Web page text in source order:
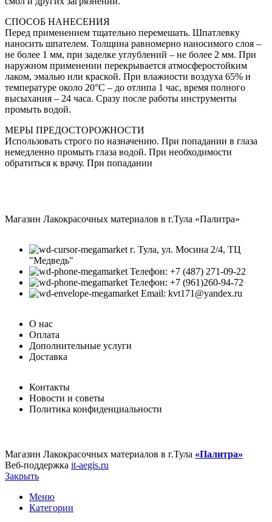
СПОСОБ НАНЕСЕНИЯ
Перед применением тщательно перемешать. Шпатлевку
наносить шпателем. Толщина равномерно наносимого слоя –
не более 1 мм, при заделке углублений – не более 2 мм. При
наружном применении перекрывается атмосферостойким
лаком, эмалью или краской. При влажности воздуха 65% и
температуре около 20°С – до отлипа 1 час, время полного
высыхания – 24 часа. Сразу после работы инструменты
промыть водой.
МЕРЫ ПРЕДОСТОРОЖНОСТИ
Использовать строго по назначению. При попадании в глаза
немедленно промыть глаза водой. При необходимости
обратиться к врачу. При попадании
Магазин Лакокрасочных материалов в г.Тула «Палитра»
г. Тула, ул. Мосина 2/4, ТЦ
"Медведь"
Телефон: +7 (487) 271-09-22
Телефон: +7 (961)260-94-72
Email: kvt171@yandex.ru
О нас
Оплата
Дополнительные услуги
Доставка
Контакты
Новости и советы
Политика конфиденциальности
Магазин Лакокрасочных материалов в г.Тула «Палитра»
Веб-поддержка it-aegis.ru
Закрыть
Меню
Категории